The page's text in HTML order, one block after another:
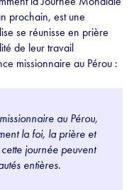
prochain, est une
se réunisse en prière
de leur travail
missionnaire au Pérou :
au Pérou,
la foi, la prière et
journée peuvent
entières.